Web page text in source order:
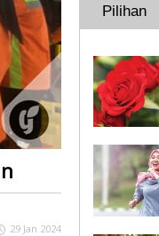
29 Jan 2024
Pilihan